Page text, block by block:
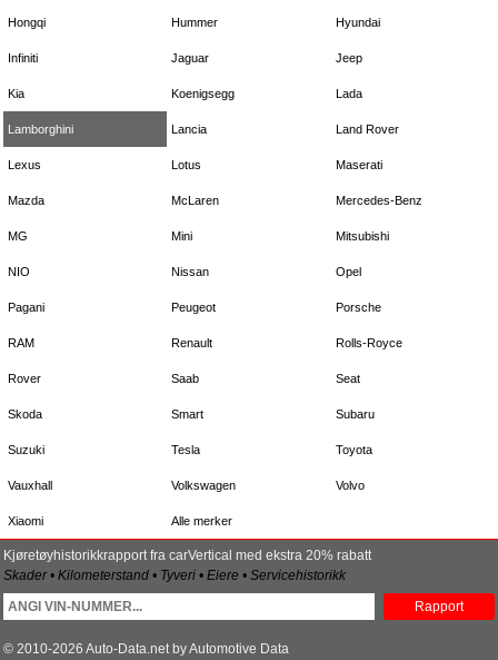
Hongqi Hummer Hyundai
Infiniti Jaguar Jeep
Kia Koenigsegg Lada
Lamborghini Lancia Land Rover
Lexus Lotus Maserati
Mazda McLaren Mercedes-Benz
MG Mini Mitsubishi
NIO Nissan Opel
Pagani Peugeot Porsche
RAM Renault Rolls-Royce
Rover Saab Seat
Skoda Smart Subaru
Suzuki Tesla Toyota
Vauxhall Volkswagen Volvo
Xiaomi Alle merker
Kjøretøyhistorikkrapport fra carVertical med ekstra 20% rabatt
Skader • Kilometerstand • Tyveri • Eiere • Servicehistorikk
Rapport
© 2010-2026 Auto-Data.net by Automotive Data